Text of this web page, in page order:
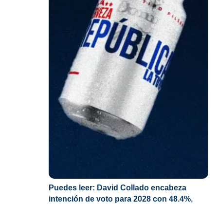
Puedes leer: David Collado encabeza
intención de voto para 2028 con 48.4%,